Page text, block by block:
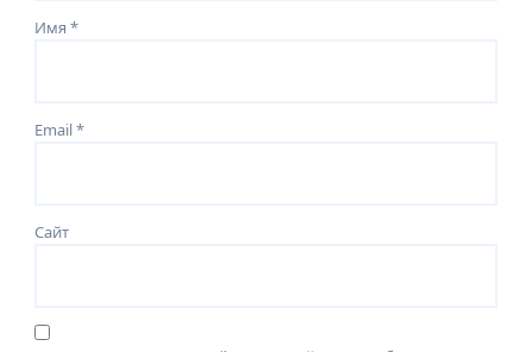
Имя*
Email*
Сайт